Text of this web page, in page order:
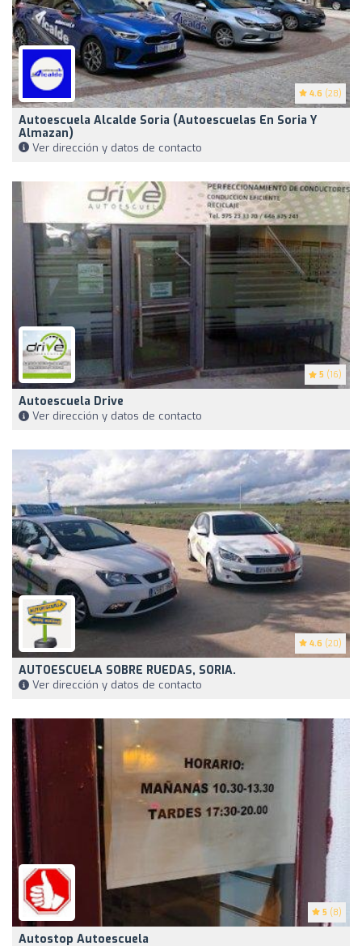
4.6 (28)
Autoescuela Alcalde Soria (Autoescuelas En Soria Y
Almazan)
Ver dirección y datos de contacto
5 (16)
Autoescuela Drive
Ver dirección y datos de contacto
4.6 (20)
AUTOESCUELA SOBRE RUEDAS, SORIA.
Ver dirección y datos de contacto
5 (8)
Autostop Autoescuela